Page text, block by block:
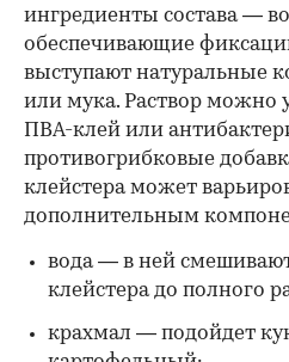
ингредиенты состава —
обеспечивающие
выступают натуральные
или мука. Раствор можно
ПВА-клей или
противогрибковые
клейстера может
дополнительным
вода — в ней
клейстера до полного
крахмал — подойдет